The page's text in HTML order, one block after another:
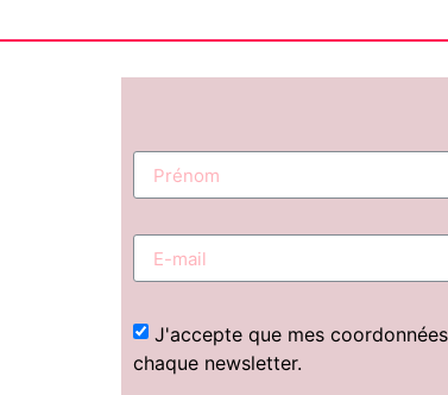
J'accepte que mes
chaque newsletter.